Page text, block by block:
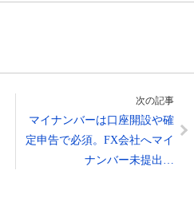
次の記事
マイナンバーは口座開設や確
定申告で必須。FX会社へマイ
ナンバー未提出…